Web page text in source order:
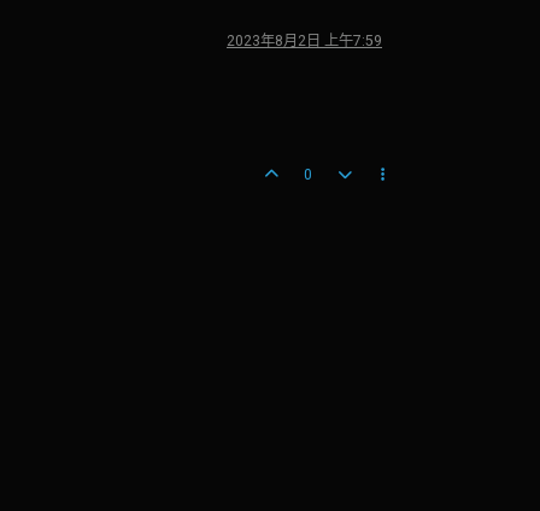
2023年8月2日 上午7:59
0